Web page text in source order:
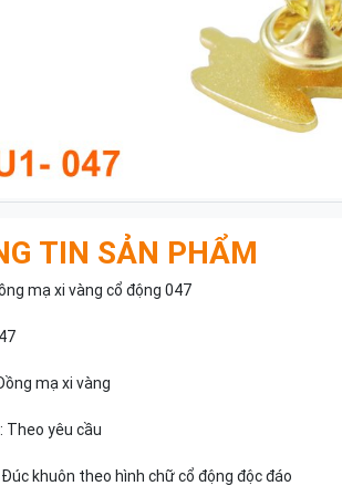
TIN SẢN PHẨM
mạ xi vàng cổ động 047
mạ xi vàng
Theo yêu cầu
khuôn theo hình chữ cổ động độc đáo